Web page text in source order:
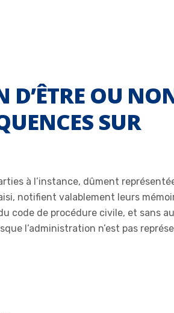
OU
SUR
à l’instance, dûment
notifient valablement leurs
code de procédure civile, et sans
l’administration n’est pas